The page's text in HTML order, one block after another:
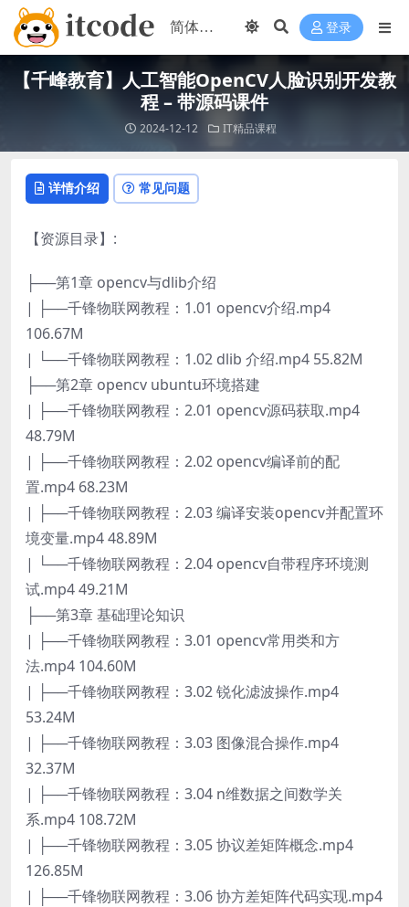
登录
【千峰教育】人工智能OpenCV人脸识别开发教
程 – 带源码课件
2024-12-12 IT精品课程
详情介绍 常见问题
【资源目录】:
├──第1章 opencv与dlib介绍
| ├──千锋物联网教程：1.01 opencv介绍.mp4
106.67M
| └──千锋物联网教程：1.02 dlib 介绍.mp4 55.82M
├──第2章 opencv ubuntu环境搭建
| ├──千锋物联网教程：2.01 opencv源码获取.mp4
48.79M
| ├──千锋物联网教程：2.02 opencv编译前的配
置.mp4 68.23M
| ├──千锋物联网教程：2.03 编译安装opencv并配置环
境变量.mp4 48.89M
| └──千锋物联网教程：2.04 opencv自带程序环境测
试.mp4 49.21M
├──第3章 基础理论知识
| ├──千锋物联网教程：3.01 opencv常用类和方
法.mp4 104.60M
| ├──千锋物联网教程：3.02 锐化滤波操作.mp4
53.24M
| ├──千锋物联网教程：3.03 图像混合操作.mp4
32.37M
| ├──千锋物联网教程：3.04 n维数据之间数学关
系.mp4 108.72M
| ├──千锋物联网教程：3.05 协议差矩阵概念.mp4
126.85M
| ├──千锋物联网教程：3.06 协方差矩阵代码实现.mp4